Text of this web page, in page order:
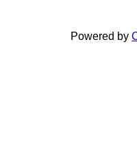
Powered by